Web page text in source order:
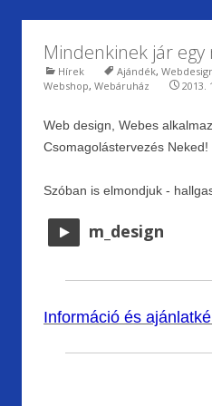
Mindenkinek jár
Hírek Ajándék,
Webshop, Webáruház 2013.
Web design, Webes
Csomagolástervezés Neked!
Szóban is elmondjuk -
m_design
Információ és